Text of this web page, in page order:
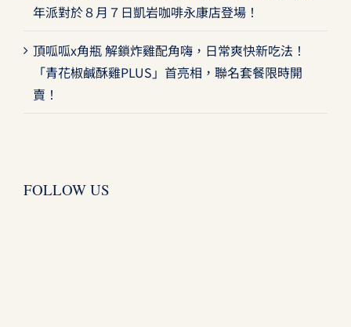
年派對於８月７日凱岩咖啡永康店登場！
頂呱呱x角瓶 解鎖炸雞配角嗨，日常爽快新吃法！
「青花椒鹹酥雞PLUS」首亮相，聯名套餐限時開
賣！
FOLLOW US